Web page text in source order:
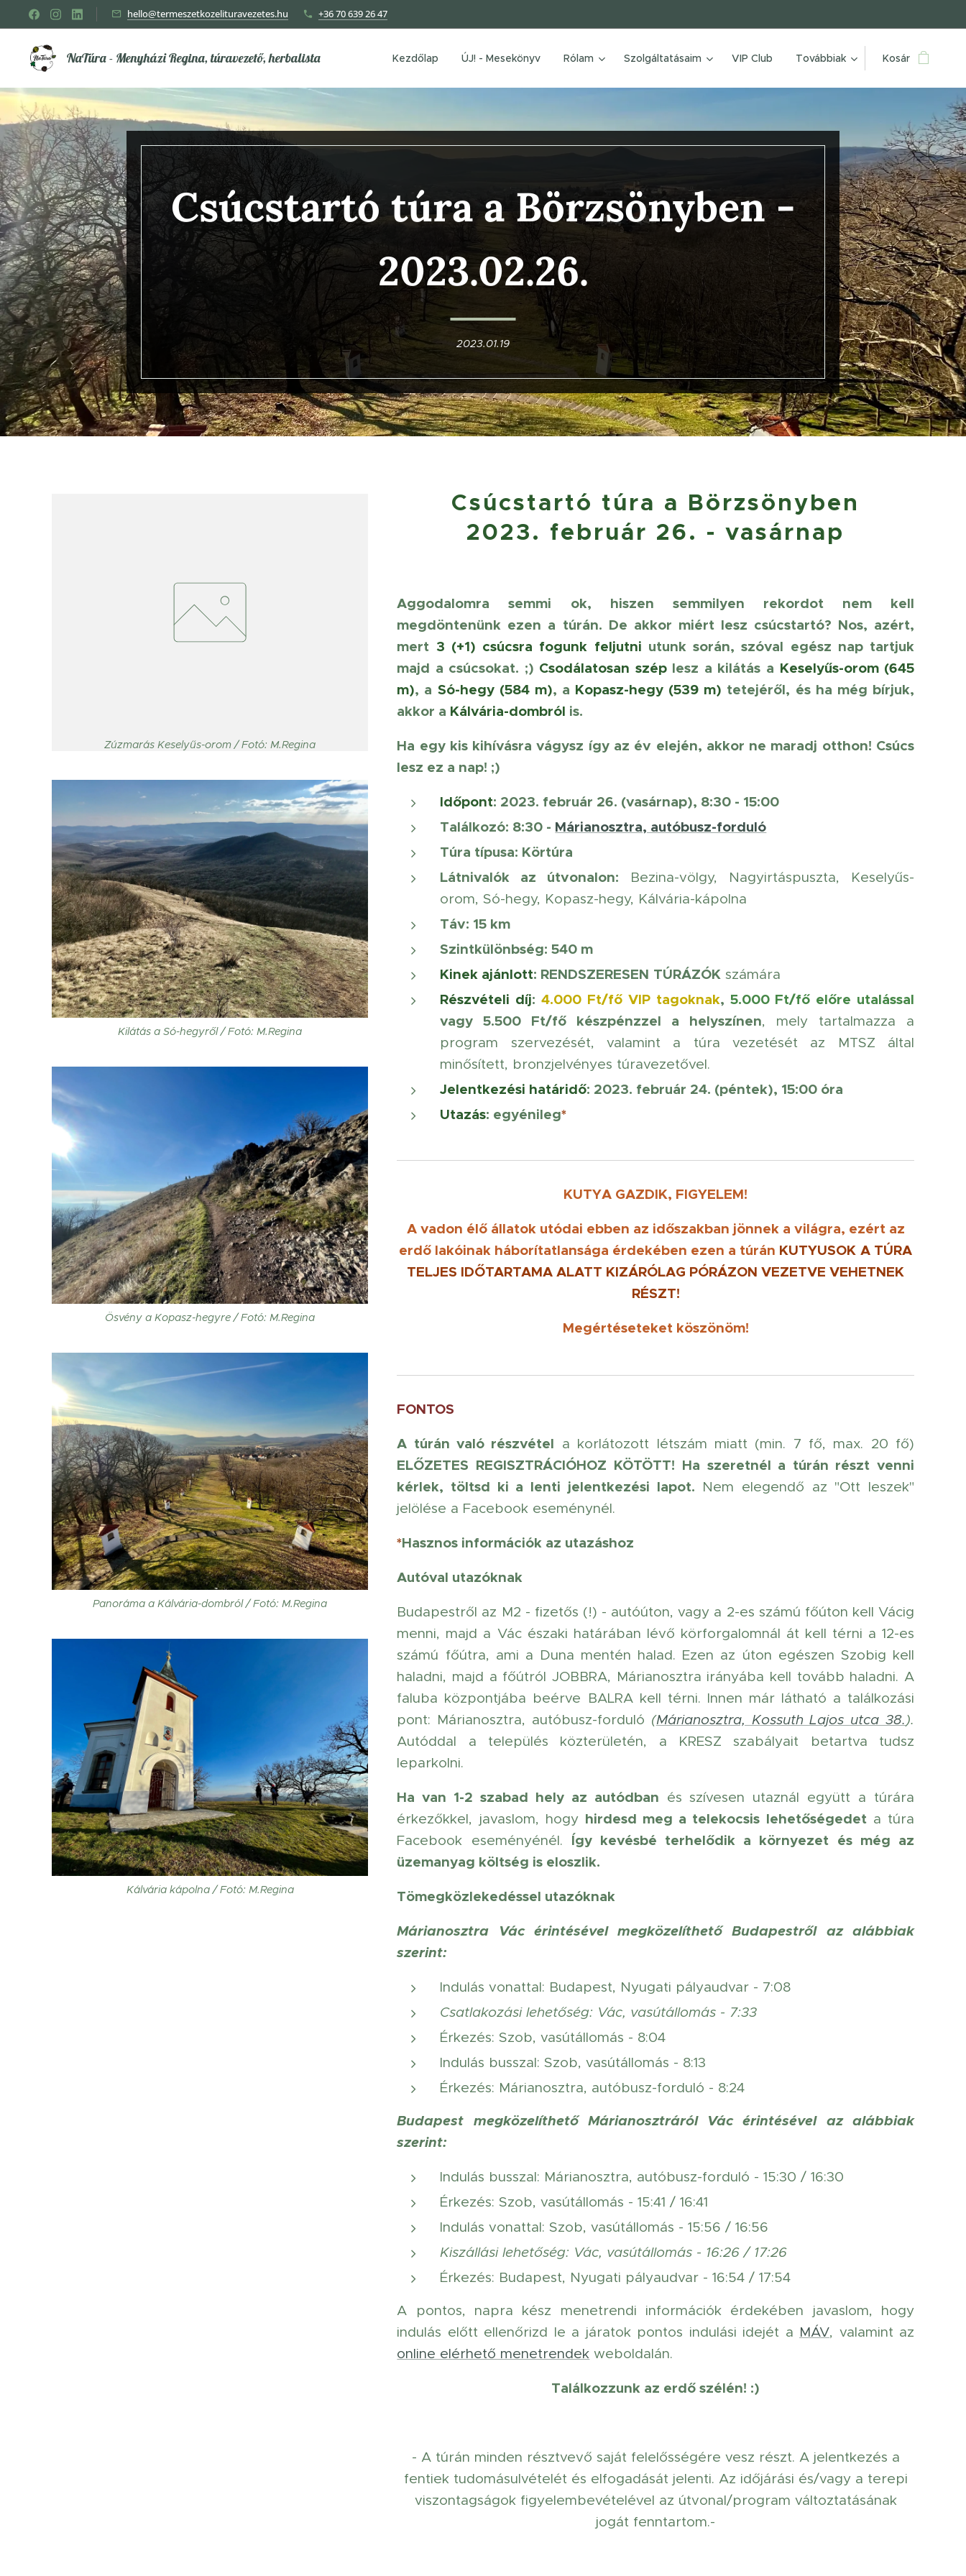
hello@termeszetkozelituravezetes.hu +36 70 639 26 47
NaTúra - Menyházi Regina, túravezető, herbalista Kezdőlap ÚJ! - Mesekönyv Rólam Szolgáltatásaim VIP Club Továbbiak Kosár
Csúcstartó túra a Börzsönyben -
2023.02.26.
2023.01.19
Zúzmarás Keselyűs-orom / Fotó: M.Regina
Kilátás a Só-hegyről / Fotó: M.Regina
Ösvény a Kopasz-hegyre / Fotó: M.Regina
Panoráma a Kálvária-dombról / Fotó: M.Regina
Kálvária kápolna / Fotó: M.Regina
Csúcstartó túra a Börzsönyben
2023. február 26. - vasárnap
Aggodalomra semmi ok, hiszen semmilyen rekordot nem kell
megdöntenünk ezen a túrán. De akkor miért lesz csúcstartó? Nos, azért,
mert 3 (+1) csúcsra fogunk feljutni utunk során, szóval egész nap tartjuk
majd a csúcsokat. ;) Csodálatosan széplesz a kilátás a Keselyűs-orom (645
m), a Só-hegy (584 m), a Kopasz-hegy (539 m) tetejéről, és ha még bírjuk,
akkor a Kálvária-dombról is.
Ha egy kis kihívásra vágysz így az év elején, akkor ne maradj otthon! Csúcs
lesz ez a nap! ;)
Időpont: 2023. február 26. (vasárnap), 8:30 - 15:00
Találkozó: 8:30 - Márianosztra, autóbusz-forduló
Túra típusa: Körtúra
Látnivalók az útvonalon: Bezina-völgy, Nagyirtáspuszta, Keselyűs-
orom, Só-hegy, Kopasz-hegy, Kálvária-kápolna
Táv: 15 km
Szintkülönbség: 540 m
Kinek ajánlott: RENDSZERESEN TÚRÁZÓK számára
Részvételi díj:4.000 Ft/fő VIP tagoknak, 5.000 Ft/fő előre utalással
vagy 5.500 Ft/fő készpénzzel a helyszínen, mely tartalmazza a
program szervezését, valamint a túra vezetését az MTSZ által
minősített, bronzjelvényes túravezetővel.
Jelentkezési határidő: 2023. február 24. (péntek), 15:00 óra
Utazás: egyénileg*
KUTYA GAZDIK, FIGYELEM!
A vadon élő állatok utódai ebben az időszakban jönnek a világra, ezért az
erdő lakóinak háborítatlansága érdekében ezen a túrán KUTYUSOK A TÚRA
TELJES IDŐTARTAMA ALATT KIZÁRÓLAG PÓRÁZON VEZETVE VEHETNEK
RÉSZT!
Megértéseteket köszönöm!
FONTOS
A túrán való részvétel a korlátozott létszám miatt (min. 7 fő, max. 20 fő)
ELŐZETES REGISZTRÁCIÓHOZ KÖTÖTT! Ha szeretnél a túrán részt venni
kérlek, töltsd ki a lenti jelentkezési lapot. Nem elegendő az "Ott leszek"
jelölése a Facebook eseménynél.
*Hasznos információk az utazáshoz
Autóval utazóknak
Budapestről az M2 - fizetős (!) - autóúton, vagy a 2-es számú főúton kell Vácig
menni, majd a Vác északi határában lévő körforgalomnál át kell térni a 12-es
számú főútra, ami a Duna mentén halad. Ezen az úton egészen Szobig kell
haladni, majd a főútról JOBBRA, Márianosztra irányába kell tovább haladni. A
faluba központjába beérve BALRA kell térni. Innen már látható a találkozási
pont: Márianosztra, autóbusz-forduló (Márianosztra, Kossuth Lajos utca 38.).
Autóddal a település közterületén, a KRESZ szabályait betartva tudsz
leparkolni.
Ha van 1-2 szabad hely az autódban és szívesen utaznál együtt a túrára
érkezőkkel, javaslom, hogy hirdesd meg a telekocsis lehetőségedeta túra
Facebook eseményénél. Így kevésbé terhelődik a környezet és még az
üzemanyag költség is eloszlik.
Tömegközlekedéssel utazóknak
Márianosztra Vác érintésével megközelíthető Budapestről az alábbiak
szerint:
Indulás vonattal: Budapest, Nyugati pályaudvar - 7:08
Csatlakozási lehetőség: Vác, vasútállomás - 7:33
Érkezés: Szob, vasútállomás - 8:04
Indulás busszal: Szob, vasútállomás - 8:13
Érkezés: Márianosztra, autóbusz-forduló - 8:24
Budapest megközelíthető Márianosztráról Vác érintésével az alábbiak
szerint:
Indulás busszal: Márianosztra, autóbusz-forduló - 15:30 / 16:30
Érkezés: Szob, vasútállomás - 15:41 / 16:41
Indulás vonattal: Szob, vasútállomás - 15:56 / 16:56
Kiszállási lehetőség: Vác, vasútállomás - 16:26 / 17:26
Érkezés: Budapest, Nyugati pályaudvar - 16:54 / 17:54
A pontos, napra kész menetrendi információk érdekében javaslom, hogy
indulás előtt ellenőrizd le a járatok pontos indulási idejét a MÁV, valamint az
online elérhető menetrendek weboldalán.
Találkozzunk az erdő szélén! :)
- A túrán minden résztvevő saját felelősségére vesz részt. A jelentkezés a
fentiek tudomásulvételét és elfogadását jelenti. Az időjárási és/vagy a terepi
viszontagságok figyelembevételével az útvonal/program változtatásának
jogát fenntartom.-